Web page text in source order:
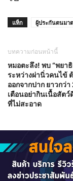
แท็ก ผู้ประกันตนมา
บทความก่อนหน้านี้
หมอตะลึง! พบ “พยา
ระหว่างผ่านิ่วคนไข้
ออกจากปาก ยาวกว่า
เตือนอย่ากินเนื้อสัต
ที่ไม่สะอาด